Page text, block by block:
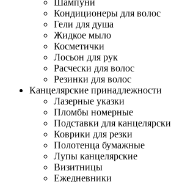
Шампуни
Кондиционеры для волос
Гели для душа
Жидкое мыло
Косметички
Лосьон для рук
Расчески для волос
Резинки для волос
Канцелярские принадлежности
Лазерные указки
Пломбы номерные
Подставки для
Коврики для резки
Полотенца бумажные
Лупы канцелярские
Визитницы
Ежедневники